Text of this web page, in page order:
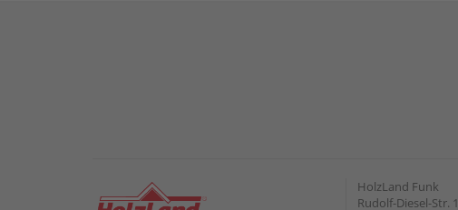
HolzLand Funk
Rudolf-Diesel-Str. 1